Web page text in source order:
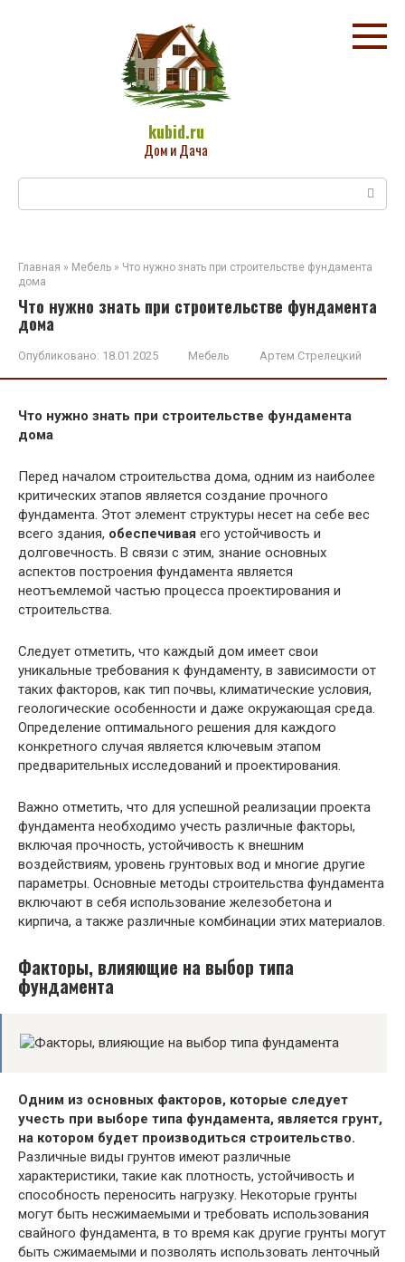
kubid.ru
Дом и Дача
Главная » Мебель » Что нужно знать при строительстве фундамента
дома
Что нужно знать при строительстве фундамента
дома
Опубликовано: 18.01.2025 Мебель Артем Стрелецкий
Что нужно знать при строительстве фундамента
дома
Перед началом строительства дома, одним из наиболее
критических этапов является создание прочного
фундамента. Этот элемент структуры несет на себе вес
всего здания, обеспечивая его устойчивость и
долговечность. В связи с этим, знание основных
аспектов построения фундамента является
неотъемлемой частью процесса проектирования и
строительства.
Следует отметить, что каждый дом имеет свои
уникальные требования к фундаменту, в зависимости от
таких факторов, как тип почвы, климатические условия,
геологические особенности и даже окружающая среда.
Определение оптимального решения для каждого
конкретного случая является ключевым этапом
предварительных исследований и проектирования.
Важно отметить, что для успешной реализации проекта
фундамента необходимо учесть различные факторы,
включая прочность, устойчивость к внешним
воздействиям, уровень грунтовых вод и многие другие
параметры. Основные методы строительства фундамента
включают в себя использование железобетона и
кирпича, а также различные комбинации этих материалов.
Факторы, влияющие на выбор типа
фундамента
Одним из основных факторов, которые следует
учесть при выборе типа фундамента, является грунт,
на котором будет производиться строительство.
Различные виды грунтов имеют различные
характеристики, такие как плотность, устойчивость и
способность переносить нагрузку. Некоторые грунты
могут быть несжимаемыми и требовать использования
свайного фундамента, в то время как другие грунты могут
быть сжимаемыми и позволять использовать ленточный